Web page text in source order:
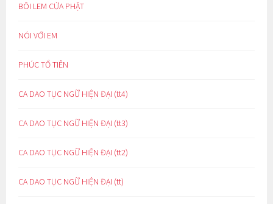
BÔI LEM CỬA PHẬT
NÓI VỚI EM
PHÚC TỔ TIÊN
CA DAO TỤC NGỮ HIỆN ĐẠI (tt4)
CA DAO TỤC NGỮ HIỆN ĐẠI (tt3)
CA DAO TỤC NGỮ HIỆN ĐẠI (tt2)
CA DAO TỤC NGỮ HIỆN ĐẠI (tt)